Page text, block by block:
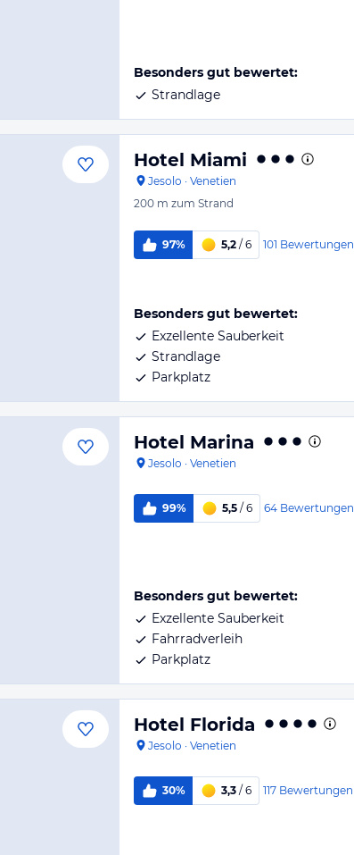
Besonders gut bewertet:
Strandlage
Hotel Miami
Jesolo · Venetien
200 m zum Strand
97% 5,2 / 6 101 Bewertungen
Besonders gut bewertet:
Exzellente Sauberkeit
Strandlage
Parkplatz
Hotel Marina
Jesolo · Venetien
99% 5,5 / 6 64 Bewertungen
Besonders gut bewertet:
Exzellente Sauberkeit
Fahrradverleih
Parkplatz
Hotel Florida
Jesolo · Venetien
30% 3,3 / 6 117 Bewertungen